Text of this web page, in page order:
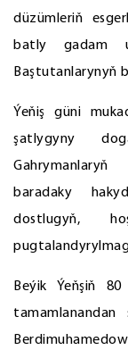
düzümleriň
batly gadam
Baştutanlarynyň
Ýeňiş güni
şatlygyny
baradaky
dostlugyň,
Beýik Ýeňşiň